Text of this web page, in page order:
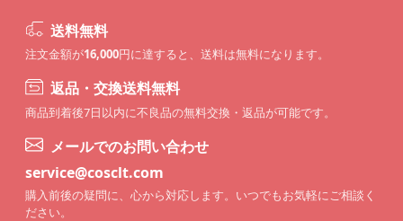
送料無料
注文金額が16,000円に達すると、送料は無料になります。
返品・交換送料無料
商品到着後7日以内に不良品の無料交換・返品が可能です。
メールでのお問い合わせ
service@cosclt.com
購入前後の疑問に、心から対応します。いつでもお気軽にご相談く
ださい。